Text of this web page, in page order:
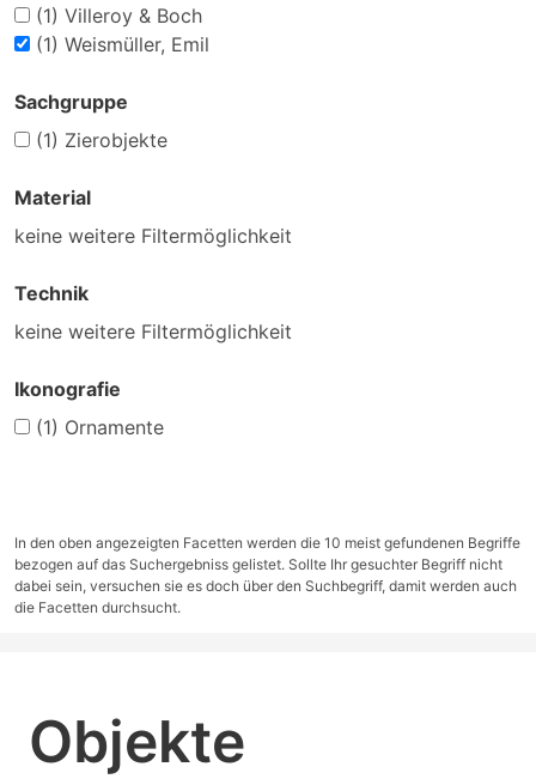
(1) Villeroy & Boch
(1) Weismüller, Emil
Sachgruppe
(1) Zierobjekte
Material
keine weitere Filtermöglichkeit
Technik
keine weitere Filtermöglichkeit
Ikonografie
(1) Ornamente
In den oben angezeigten Facetten werden die 10 meist gefundenen Begriffe
bezogen auf das Suchergebniss gelistet. Sollte Ihr gesuchter Begriff nicht
dabei sein, versuchen sie es doch über den Suchbegriff, damit werden auch
die Facetten durchsucht.
Objekte